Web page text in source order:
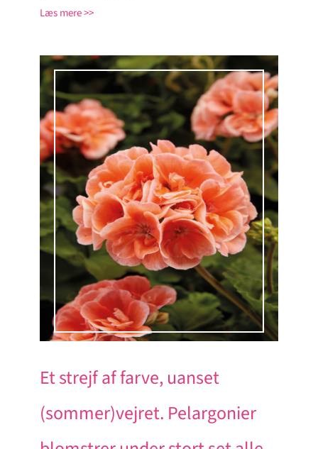
Læs mere
Et strejf af farve, uanset
(sommer)vejret. Pelargonier